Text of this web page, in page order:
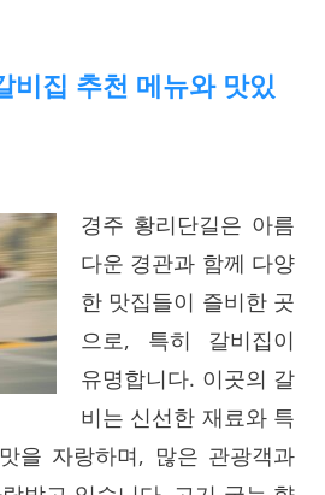
비집 추천 메뉴와 맛있
경주 황리단길은 아름
다운 경관과 함께 다양
한 맛집들이 즐비한 곳
으로, 특히 갈비집이
유명합니다. 이곳의 갈
비는 신선한 재료와 특
을 자랑하며, 많은 관광객과